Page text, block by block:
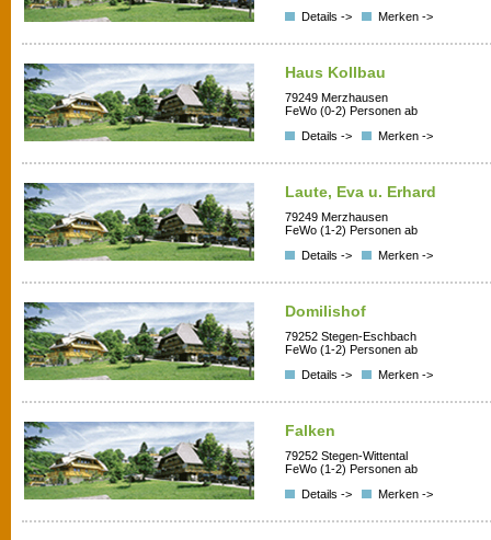
Details ->
Merken ->
Haus Kollbau
79249 Merzhausen
FeWo (0-2) Personen ab
Details ->
Merken ->
Laute, Eva u. Erhard
79249 Merzhausen
FeWo (1-2) Personen ab
Details ->
Merken ->
Domilishof
79252 Stegen-Eschbach
FeWo (1-2) Personen ab
Details ->
Merken ->
Falken
79252 Stegen-Wittental
FeWo (1-2) Personen ab
Details ->
Merken ->